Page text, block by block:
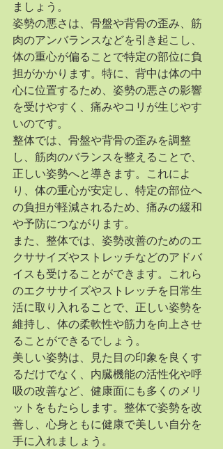
ましょう。
姿勢の悪さは、骨盤や背骨の歪み、筋
肉のアンバランスなどを引き起こし、
体の重心が偏ることで特定の部位に負
担がかかります。特に、背中は体の中
心に位置するため、姿勢の悪さの影響
を受けやすく、痛みやコリが生じやす
いのです。
整体では、骨盤や背骨の歪みを調整
し、筋肉のバランスを整えることで、
正しい姿勢へと導きます。これによ
り、体の重心が安定し、特定の部位へ
の負担が軽減されるため、痛みの緩和
や予防につながります。
また、整体では、姿勢改善のためのエ
クササイズやストレッチなどのアドバ
イスも受けることができます。これら
のエクササイズやストレッチを日常生
活に取り入れることで、正しい姿勢を
維持し、体の柔軟性や筋力を向上させ
ることができるでしょう。
美しい姿勢は、見た目の印象を良くす
るだけでなく、内臓機能の活性化や呼
吸の改善など、健康面にも多くのメリ
ットをもたらします。整体で姿勢を改
善し、心身ともに健康で美しい自分を
手に入れましょう。